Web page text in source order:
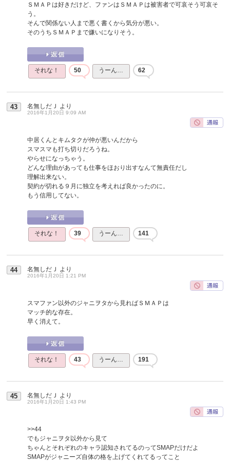
ＳＭＡＰは好きだけど、ファンはＳＭＡＰは被害者で可哀そう可哀そ
う。
そんで関係ない人まで悪く書くから気分が悪い。
そのうちＳＭＡＰまで嫌いになりそう。
それな！ 50 うーん… 62
43 名無しだＪ より
2016年1月20日 9:09 AM
中居くんとキムタクが仲が悪いんだから
スマスマも打ち切りだろうね。
やらせになっちゃう。
どんな理由があっても仕事をほおり出すなんて無責任だし
理解出来ない。
契約が切れる９月に独立を考えれば良かったのに。
もう信用してない。
それな！ 39 うーん… 141
44 名無しだＪ より
2016年1月20日 1:21 PM
スマファン以外のジャニヲタから見ればＳＭＡＰは
マッチ的な存在。
早く消えて。
それな！ 43 うーん… 191
45 名無しだＪ より
2016年1月20日 1:43 PM
>>44
でもジャニヲタ以外から見て
ちゃんとそれぞれのキャラ認知されてるのってSMAPだけだよ
SMAPがジャニーズ自体の格を上げてくれてるってこと